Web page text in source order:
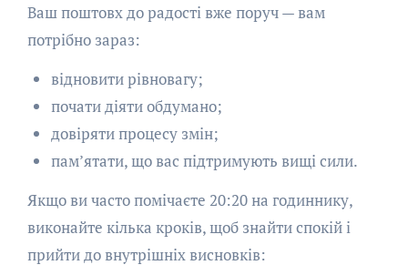
Ваш поштовх до радості вже поруч — вам
потрібно зараз:
відновити рівновагу;
почати діяти обдумано;
довіряти процесу змін;
пам’ятати, що вас підтримують вищі сили.
Якщо ви часто помічаєте 20:20 на годиннику,
виконайте кілька кроків, щоб знайти спокій і
прийти до внутрішніх висновків: